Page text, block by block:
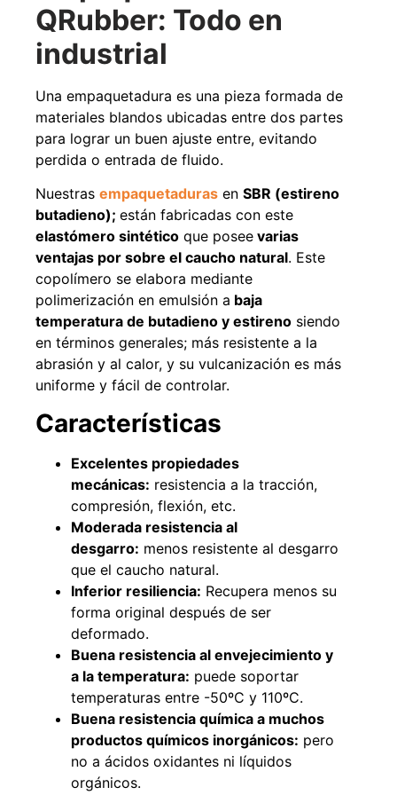
QRubber: Todo en
industrial
Una empaquetadura es una pieza formada de
materiales blandos ubicadas entre dos partes
para lograr un buen ajuste entre, evitando
perdida o entrada de fluido.
Nuestras empaquetaduras en SBR (estireno
butadieno); están fabricadas con este
elastómero sintético que posee varias
ventajas por sobre el caucho natural. Este
copolímero se elabora mediante
polimerización en emulsión a baja
temperatura de butadieno y estireno siendo
en términos generales; más resistente a la
abrasión y al calor, y su vulcanización es más
uniforme y fácil de controlar.
Características
Excelentes propiedades
mecánicas: resistencia a la tracción,
compresión, flexión, etc.
Moderada resistencia al
desgarro: menos resistente al desgarro
que el caucho natural.
Inferior resiliencia: Recupera menos su
forma original después de ser
deformado.
Buena resistencia al envejecimiento y
a la temperatura: puede soportar
temperaturas entre -50ºC y 110ºC.
Buena resistencia química a muchos
productos químicos inorgánicos: pero
no a ácidos oxidantes ni líquidos
orgánicos.
Agregar al carrito
Pasto sintético ornamental
Importado USA: Paradise
densidad 42mm Rollo
4,57*15,24mts
$1.427.544
Leer más
38%
Apilador manual ancho
ajustable Capacidad 1tn Lev.
$1.875.535
$1.167.990
49%
Pasto sintético ornamental
Importado USA: Summer
densidad 35mm Rollo
4,57*30,48mts
$2.002.243
$1.021.490
Leer más
hypalon sin tela 3 MPA
$1.192.666 $
Agregar al carrito